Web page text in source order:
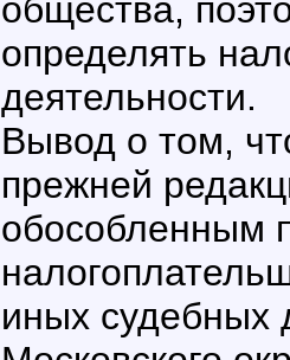
общества,
определять
деятельности.
Вывод о том,
прежней
обособленным
иных судебных